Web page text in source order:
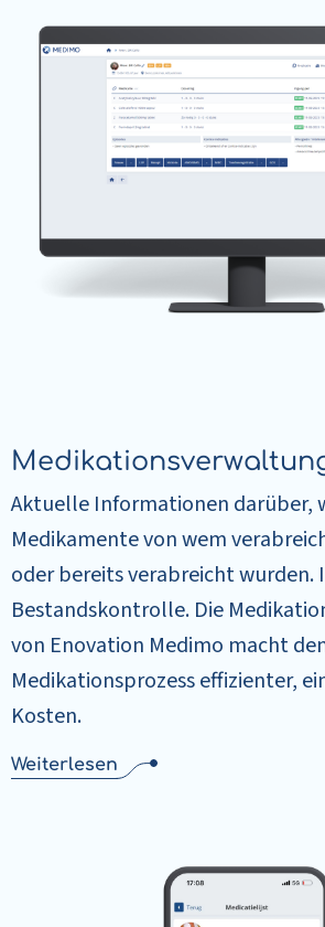
Aktuelle Informationen darüber,
Medikamente von wem
oder bereits verabreicht wurden.
Bestandskontrolle. Die
von Enovation Medimo macht
Medikationsprozess effizienter,
Kosten.
Weiterlesen